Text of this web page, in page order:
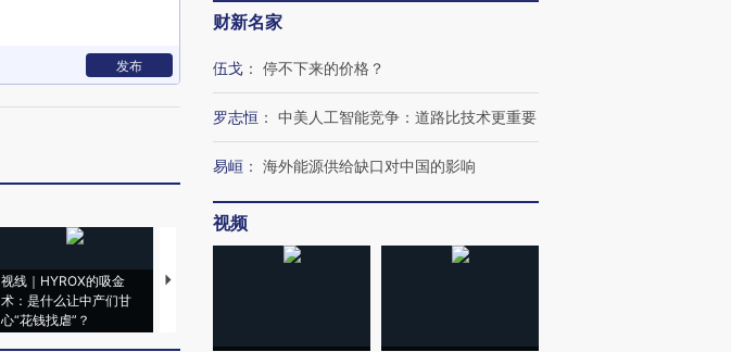
发布
视线｜HYROX的吸金
术：是什么让中产们甘
心“花钱找虐”？
马航飞行员跨国走私7万
财新名家
伍戈 ： 停不下来的价格？
罗志恒 ： 中美人工智能竞争：道路比技术更重要
易峘 ： 海外能源供给缺口对中国的影响
视频